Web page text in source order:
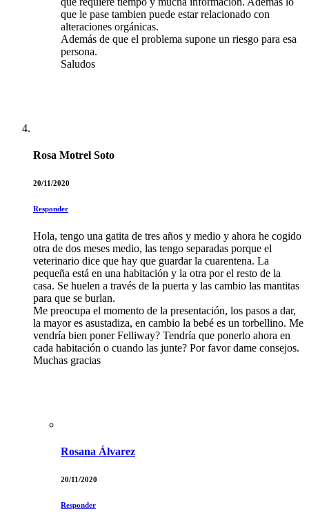
que le pase tambien puede estar relacionado con
alteraciones orgánicas.
Además de que el problema supone un riesgo para esa
persona.
Saludos
Rosa Motrel Soto
20/11/2020
Responder
Hola, tengo una gatita de tres años y medio y ahora he cogido
otra de dos meses medio, las tengo separadas porque el
veterinario dice que hay que guardar la cuarentena. La
pequeña está en una habitación y la otra por el resto de la
casa. Se huelen a través de la puerta y las cambio las mantitas
para que se burlan.
Me preocupa el momento de la presentación, los pasos a dar,
la mayor es asustadiza, en cambio la bebé es un torbellino. Me
vendría bien poner Felliway? Tendría que ponerlo ahora en
cada habitación o cuando las junte? Por favor dame consejos.
Muchas gracias
Rosana Álvarez
20/11/2020
Responder